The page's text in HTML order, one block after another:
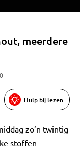
meerdere
Hulp bij lezen
zo’n twintig
stoffen